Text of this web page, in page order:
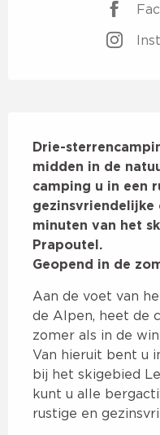
Drie-
midden in de
camping u in een
gezinsvriendelijke
minuten van het
Prapoutel.
Geopend in de
Aan de voet van
de Alpen, heet de
zomer als in de
Van hieruit bent u
bij het skigebied
kunt u alle
rustige en